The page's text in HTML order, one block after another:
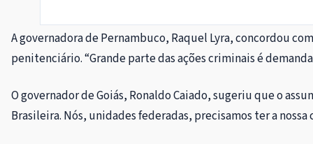
A governadora de Pernambuco, Raquel Lyra, concordou
penitenciário. “Grande parte das ações criminais é
O governador de Goiás, Ronaldo Caiado, sugeriu que o
Brasileira. Nós, unidades federadas, precisamos ter a